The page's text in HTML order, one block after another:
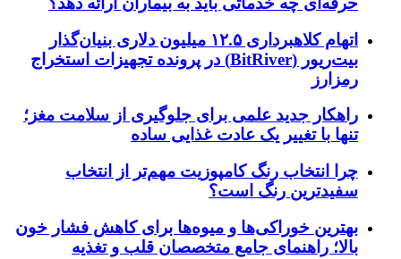
اتهام کلاهبرداری ۱۲.۵ میلیون دلاری بنیان‌گذار
بیت‌ریور (BitRiver) در پرونده تجهیزات استخراج
رمزارز
راهکار جدید علمی برای جلوگیری از سلامت مغز؛
تنها با تغییر یک عادت غذایی ساده
چرا انتخاب رنگ کامپوزیت مهم‌تر از انتخاب
سفیدترین رنگ است؟
بهترین خوراکی‌ها و میوه‌ها برای کاهش فشار خون
بالا؛ راهنمای جامع متخصصان قلب و تغذیه